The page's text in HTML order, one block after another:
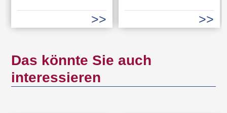
Das könnte Sie auch
interessieren